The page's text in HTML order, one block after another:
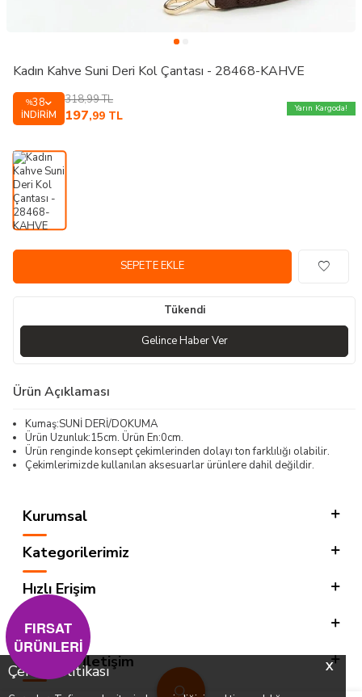
X
Çerez Politikası
Kadın Kahve Suni Deri Kol Çantası - 28468-KAHVE
%38
İNDIRIM
318,99TL
197,99 TL
Yarın Kargoda!
SEPETE EKLE
Tükendi
Gelince Haber Ver
Ürün Açıklaması
Kumaş:SUNİ DERİ/DOKUMA
Ürün Uzunluk:15cm. Ürün En:0cm.
Ürün renginde konsept çekimlerinden dolayı ton farklılığı olabilir.
Çekimlerimizde kullanılan aksesuarlar ürünlere dahil değildir.
Kurumsal
Kategorilerimiz
Hızlı Erişim
Sosyal
Adres & İletişim
FIRSAT
ÜRÜNLERİ